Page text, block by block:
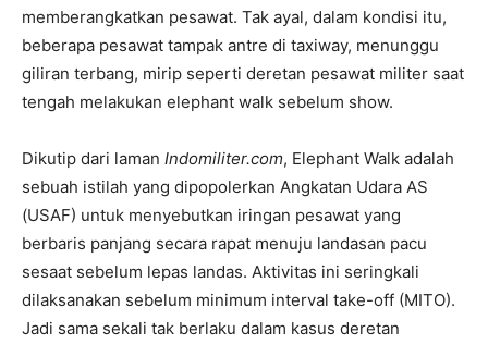
memberangkatkan pesawat. Tak ayal, dalam kondisi itu,
beberapa pesawat tampak antre di taxiway, menunggu
giliran terbang, mirip seperti deretan pesawat militer saat
tengah melakukan elephant walk sebelum show.
Dikutip dari laman Indomiliter.com, Elephant Walk adalah
sebuah istilah yang dipopolerkan Angkatan Udara AS
(USAF) untuk menyebutkan iringan pesawat yang
berbaris panjang secara rapat menuju landasan pacu
sesaat sebelum lepas landas. Aktivitas ini seringkali
dilaksanakan sebelum minimum interval take-off (MITO).
Jadi sama sekali tak berlaku dalam kasus deretan